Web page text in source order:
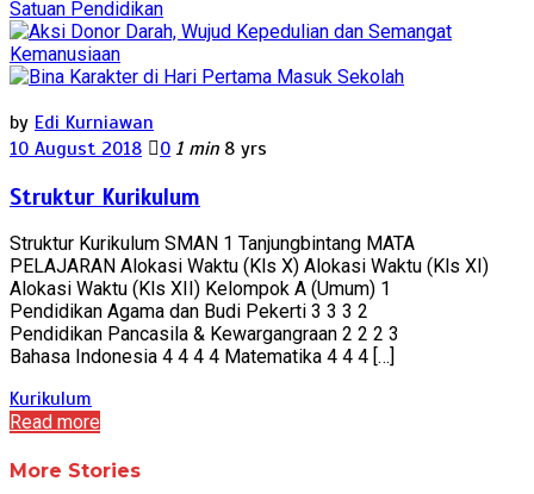
by Edi Kurniawan
10 August 2018
0 1 min 8 yrs
Struktur Kurikulum
Struktur Kurikulum SMAN 1 Tanjungbintang MATA
PELAJARAN Alokasi Waktu (Kls X) Alokasi Waktu (Kls XI)
Alokasi Waktu (Kls XII) Kelompok A (Umum) 1
Pendidikan Agama dan Budi Pekerti 3 3 3 2
Pendidikan Pancasila & Kewargangraan 2 2 2 3
Bahasa Indonesia 4 4 4 4 Matematika 4 4 4 […]
Kurikulum
Read more
More Stories